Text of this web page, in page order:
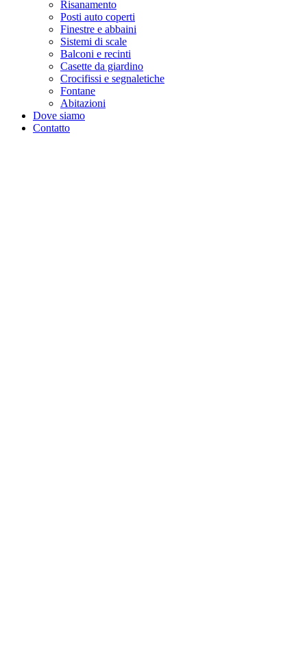
Risanamento
Posti auto coperti
Finestre e abbaini
Sistemi di scale
Balconi e recinti
Casette da giardino
Crocifissi e segnaletiche
Fontane
Abitazioni
Dove siamo
Contatto